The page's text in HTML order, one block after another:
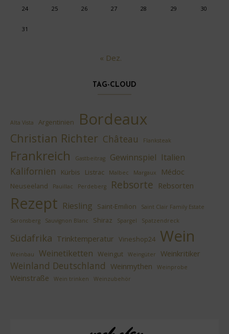
24 25 26 27 28 29 30
31
« Dez.
TAG-CLOUD
Alta Vista Argentinien Bordeaux
Christian Richter Château Flanksteak
Frankreich Gastbeitrag Gewinnspiel Italien
Kalifornien Kürbis Listrac Malbec Margaux Médoc
Neuseeland Pauillac Perdeberg Rebsorte Rebsorten
Rezept Riesling Saint-Emilion
Saint Clair Family Estate
Saronsberg
Sauvignon Blanc Shiraz Spargel Spatzendreck
Südafrika Trinktemperatur Vineshop24 Wein
Weinbau Weinetiketten Weingut Weingüter Weinkritiker
Weinland Deutschland Weinmythen Weinprobe
Weinstraße Wein trinken Weinzubehör